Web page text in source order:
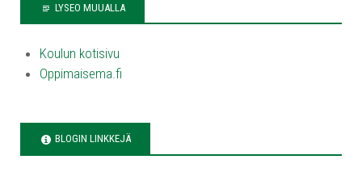
LYSEO MUUALLA
Koulun kotisivu
Oppimaisema.fi
BLOGIN LINKKEJÄ